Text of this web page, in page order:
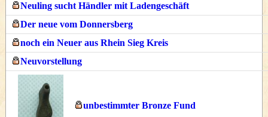
Neuling sucht Händler mit Ladengeschäft
Der neue vom Donnersberg
noch ein Neuer aus Rhein Sieg Kreis
Neuvorstellung
unbestimmter Bronze Fund